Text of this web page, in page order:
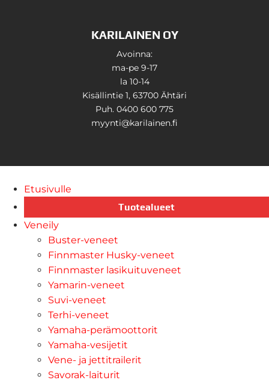
KARILAINEN OY
Avoinna:
ma-pe 9-17
la 10-14
Kisällintie 1, 63700 Ähtäri
Puh. 0400 600 775
myynti@karilainen.fi
Etusivulle
Tuotealueet
Veneily
Buster-veneet
Finnmaster Husky-veneet
Finnmaster lasikuituveneet
Yamarin-veneet
Suvi-veneet
Terhi-veneet
Yamaha-perämoottorit
Yamaha-vesijetit
Vene- ja jettitrailerit
Savorak-laiturit